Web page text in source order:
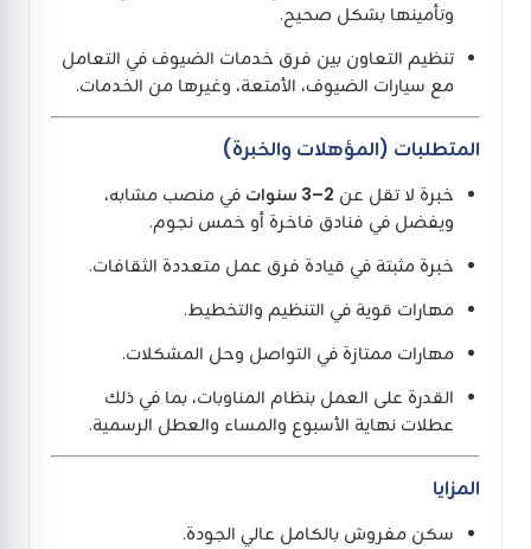
وتأمينها بشكل صحيح.
تنظيم التعاون بين فرق خدمات الضيوف في التعامل
مع سيارات الضيوف، الأمتعة، وغيرها من الخدمات.
المتطلبات (المؤهلات والخبرة)
خبرة لا تقل عن 2–3 سنوات
في منصب مشابه،
ويفضل في فنادق فاخرة أو خمس نجوم.
خبرة مثبتة في قيادة فرق عمل متعددة الثقافات.
مهارات قوية في التنظيم والتخطيط.
مهارات ممتازة في التواصل وحل المشكلات.
القدرة على العمل بنظام المناوبات، بما في ذلك
عطلات نهاية الأسبوع والمساء والعطل الرسمية.
المزايا
سكن مفروش بالكامل عالي الجودة.